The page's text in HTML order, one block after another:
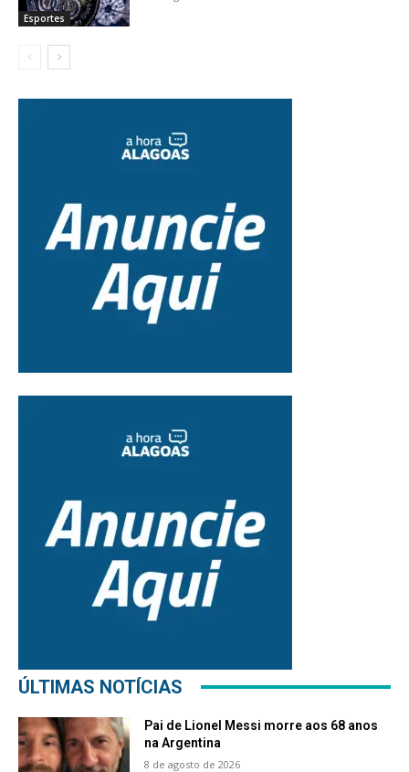
Esportes
ÚLTIMAS NOTÍCIAS
Pai de Lionel Messi morre aos 68 anos
na Argentina
8 de agosto de 2026